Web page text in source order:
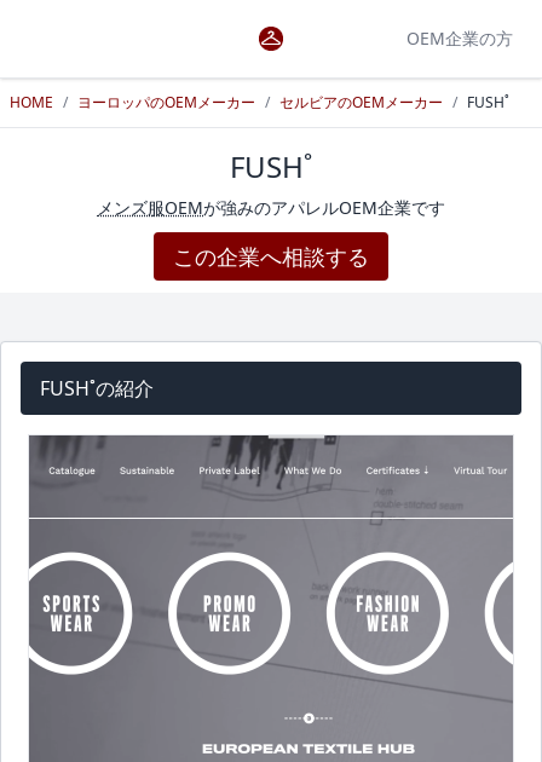
OEM企業の方
HOME / ヨーロッパのOEMメーカー / セルビアのOEMメーカー / FUSH˚
FUSH˚
メンズ服OEMが強みのアパレルOEM企業です
この企業へ相談する
FUSH˚の紹介